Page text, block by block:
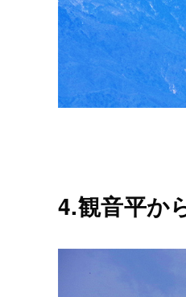
4.観音平か